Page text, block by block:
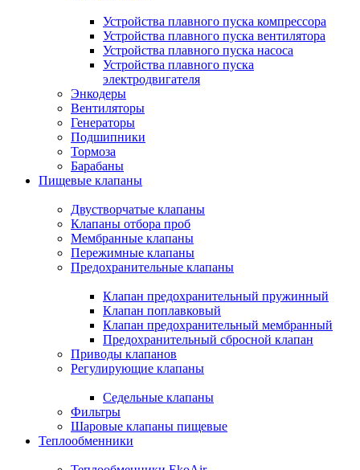
Устройства плавного пуска компрессора
Устройства плавного пуска вентилятора
Устройства плавного пуска насоса
Устройства плавного пуска
электродвигателя
Энкодеры
Вентиляторы
Генераторы
Подшипники
Тормоза
Барабаны
Пищевые клапаны
Двустворчатые клапаны
Клапаны отбора проб
Мембранные клапаны
Пережимные клапаны
Предохранительные клапаны
Клапан предохранительный пружинный
Клапан поплавковый
Клапан предохранительный мембранный
Предохранительный сбросной клапан
Приводы клапанов
Регулирующие клапаны
Седельные клапаны
Фильтры
Шаровые клапаны пищевые
Теплообменники